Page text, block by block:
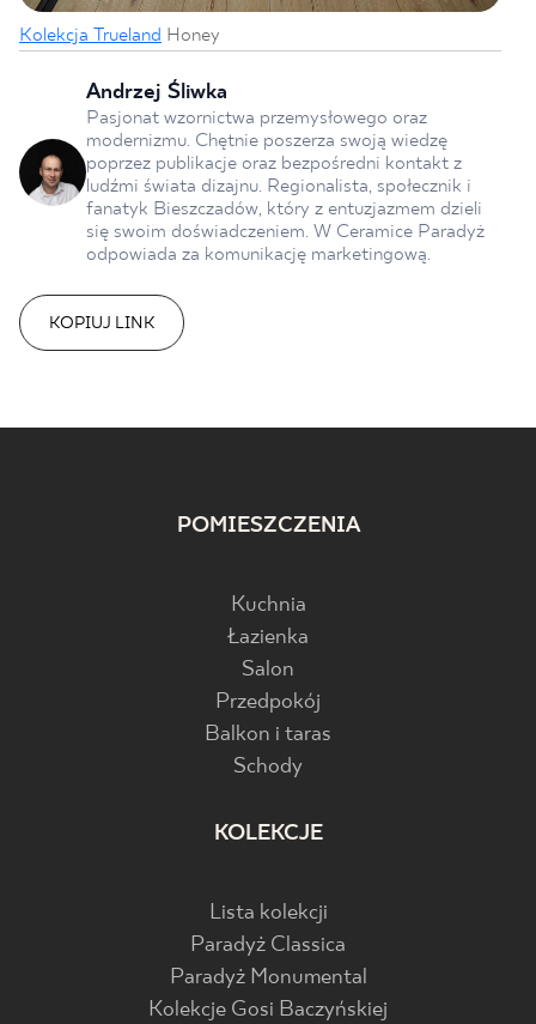
Kolekcja Trueland Honey
Andrzej Śliwka
Pasjonat wzornictwa przemysłowego oraz
modernizmu. Chętnie poszerza swoją wiedzę
poprzez publikacje oraz bezpośredni kontakt z
ludźmi świata dizajnu. Regionalista, społecznik i
fanatyk Bieszczadów, który z entuzjazmem dzieli
się swoim doświadczeniem. W Ceramice Paradyż
odpowiada za komunikację marketingową.
KOPIUJ LINK
POMIESZCZENIA
Kuchnia
Łazienka
Salon
Przedpokój
Balkon i taras
Schody
KOLEKCJE
Lista kolekcji
Paradyż Classica
Paradyż Monumental
Kolekcje Gosi Baczyńskiej